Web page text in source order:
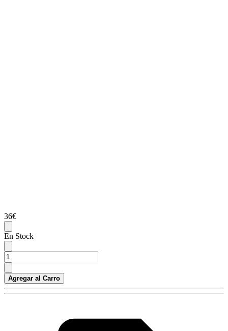
36€
En Stock
Agregar al Carro